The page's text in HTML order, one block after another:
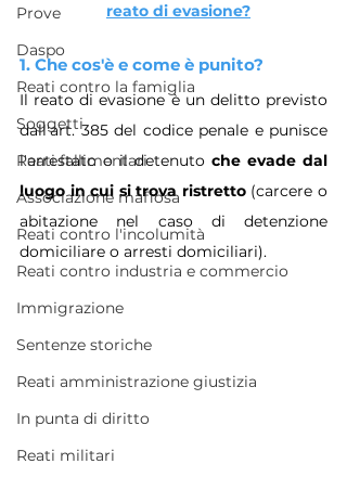
Prove
Daspo
Reati contro la famiglia
Soggetti
Reati fallimentari
Associazione mafiosa
Reati contro l'incolumità
Reati contro industria e commercio
Immigrazione
Sentenze storiche
Reati amministrazione giustizia
In punta di diritto
Reati militari
reato di evasione?
1. Che cos'è e come è punito?
Il reato di evasione è un delitto previsto
dall'art. 385 del codice penale e punisce
l'arrestato o il detenuto che evade dal
luogo in cui si trova ristretto (carcere o
abitazione nel caso di detenzione
domiciliare o arresti domiciliari).